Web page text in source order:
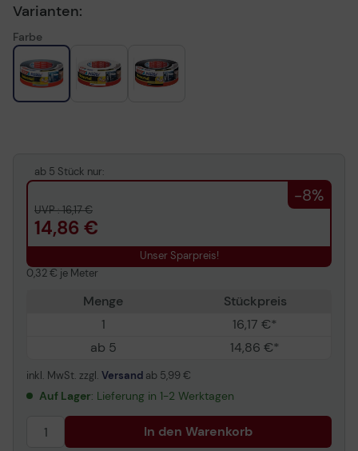
Varianten:
Farbe
UVP : 16,17 €
14,86 €
ab 5 Stück nur:
-8%
Unser Sparpreis!
0,32 € je Meter
inkl. MwSt. zzgl. Versand ab 5,99 €
Menge
Stückpreis
1
16,17 €*
ab 5
14,86 €*
Auf Lager: Lieferung in 1-2 Werktagen
In den Warenkorb